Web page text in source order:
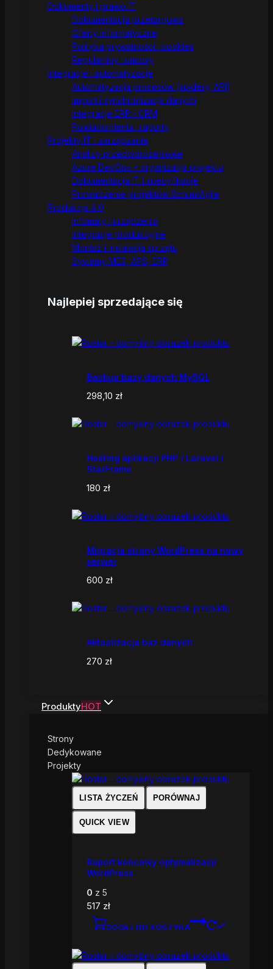
Dokumenty i prawo IT
Dokumentacja przetargowa
Oferty informatyczne
Polityka prywatności i cookies
Regulaminy i umowy
Integracje i automatyzacje
Automatyzacja procesów (spidery, API)
Import i synchronizacja danych
Integracje ERP / CRM
Powiadomienia i raporty
Projekty IT i zarządzanie
Analizy przedwdrożeniowe
Azure DevOps – organizacja projektu
Dokumentacja IT i specyfikacje
Prowadzenie projektów Scrum/Agile
Produkcja 4.0
Infomaty i urządzenia
Integracje produkcyjne
Montaż i instalacja sprzętu
Systemy MES, APS, ERP
Najlepiej sprzedające się
Backup bazy danych MySQL
298,10 zł
Hosting aplikacji PHP / Laravel /
StarFrame
180 zł
Migracja strony WordPress na nowy
serwer
600 zł
Aktualizacja baz danych
270 zł
ProduktyHOT
Strony
Dedykowane
Projekty
LISTA ŻYCZEŃ PORÓWNAJ
QUICK VIEW
Raport końcowy optymalizacji
WordPress
0 z 5
517 zł
DODAJ DO KOSZYKA